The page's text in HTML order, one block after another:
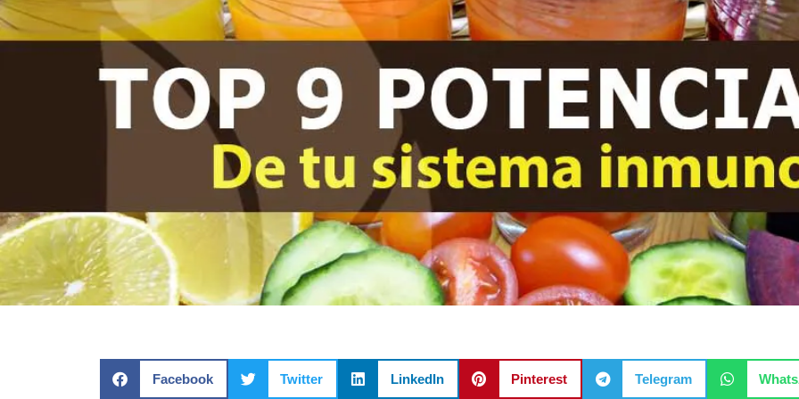
Facebook Twitter LinkedIn Pinterest Telegram